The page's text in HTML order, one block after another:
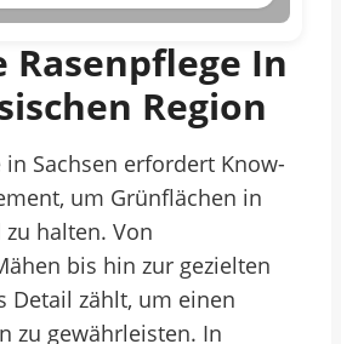
Rasenpflege In
Region
in Sachsen erfordert Know-
um Grünflächen in
halten. Von
bis hin zur gezielten
Detail zählt, um einen
zu gewährleisten. In